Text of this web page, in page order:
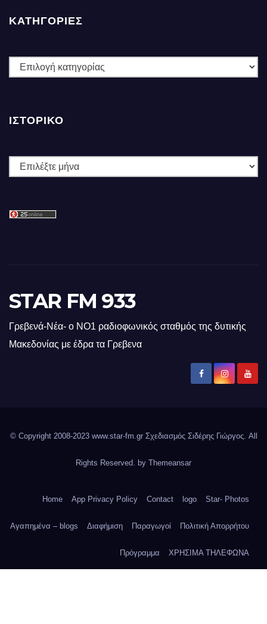
ΚΑΤΗΓΟΡΙΕΣ
ΚΑΤΗΓΟΡΙΕΣ
ΙΣΤΟΡΙΚΌ
Ιστορικό
STAR FM 933
Γρεβενά-Νέα- ο ΝΟ1 ραδιοφωνικός σταθμός της δυτικής
Μακεδονίας με έδρα τα Γρεβενα
© Copyright 2008-2023 www.star-fm.gr Σχεδιασμός Σιδέρης Γιώργος. All
Rights Reserved. by Themeansar
Home App Privacy Policy Contact logo Star- Photos
Αγαπημένα – blogs Διαφήμιση Παραγωγοί Πολιτική Απορρήτου
Πρόγραμμα ΧΡΗΣΙΜΑ ΤΗΛΕΦΩΝΑ